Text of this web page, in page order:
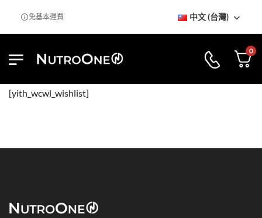
免基本運費 中文 (台灣)
0
[yith_wcwl_wishlist]